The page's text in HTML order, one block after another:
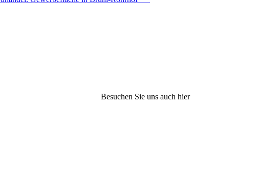
Besuchen Sie uns auch hier